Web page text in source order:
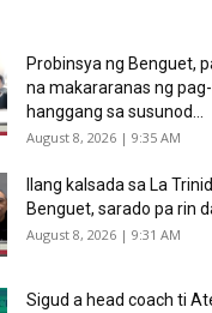
Probinsya ng Benguet,
na makararanas ng
hanggang sa susunod...
August 8, 2026 | 9:35 AM
Ilang kalsada sa La
Benguet, sarado pa rin
August 8, 2026 | 9:31 AM
Sigud a head coach ti